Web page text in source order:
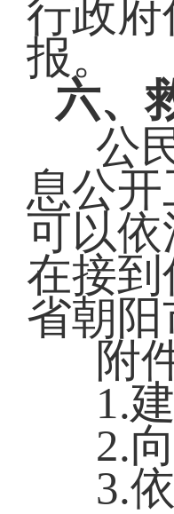
行政
报。
六、
公
息公
可以
在接
省朝
附
1.
2.
3.